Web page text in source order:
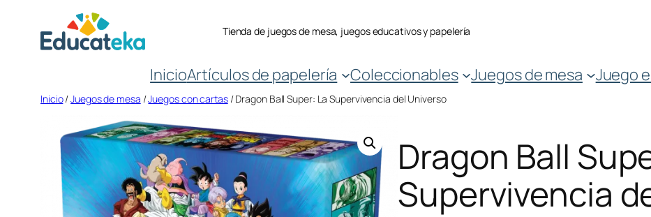
contenido
Tienda de juegos de mesa, juegos educativos y papelería
InicioArtículos de papelería Coleccionables Juegos de mesa Juego
Inicio/Juegos de mesa /Juegos con cartas/ Dragon Ball Super: La Supervivencia del Universo
Dragon Ball
Supervivencia